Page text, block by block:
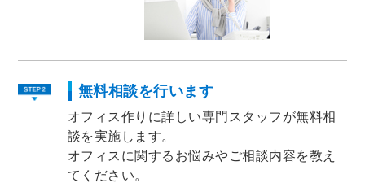
無料相談を行います
オフィス作りに詳しい専門スタッフが無料相
談を実施します。
オフィスに関するお悩みやご相談内容を教え
てください。